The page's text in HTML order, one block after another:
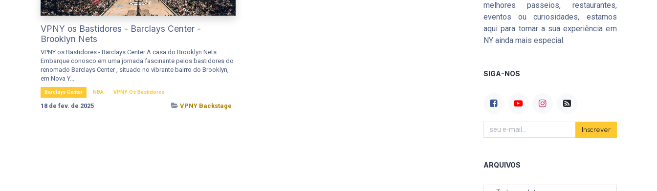
VPNY os Bastidores - Barclays Center -
Brooklyn Nets
VPNY os Bastidores - Barclays Center A casa do Brooklyn Nets
Embarque conosco em uma jornada fascinante pelos bastidores do
renomado Barclays Center , situado no vibrante bairro do Brooklyn,
em Nova Y...
Barclays Center NBA VPNY Os Bastidores
18 de fev. de 2025 VPNY Backstage
melhores passeios, restaurantes,
eventos ou curiosidades, estamos
aqui para tornar a sua experiência em
NY ainda mais especial.
SIGA-NOS
Inscrever
ARQUIVOS